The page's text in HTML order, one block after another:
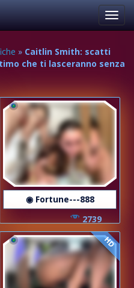
» Caitlin Smith: scatti
che ti lasceranno senza
◉ Fortune---888
2739
HD